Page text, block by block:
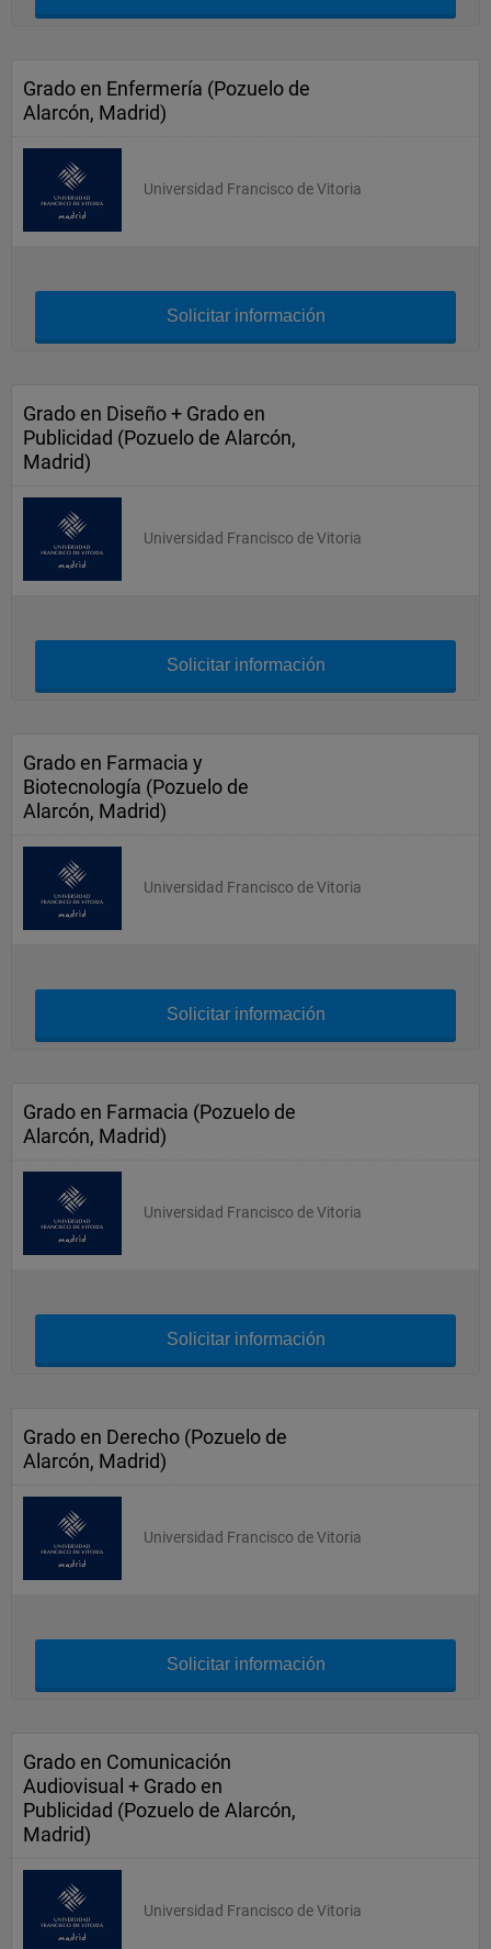
Grado en Enfermería (Pozuelo de
Alarcón, Madrid)
Universidad Francisco de Vitoria
Solicitar información
Grado en Diseño + Grado en
Publicidad (Pozuelo de Alarcón,
Madrid)
Universidad Francisco de Vitoria
Solicitar información
Grado en Farmacia y
Biotecnología (Pozuelo de
Alarcón, Madrid)
Universidad Francisco de Vitoria
Solicitar información
Grado en Farmacia (Pozuelo de
Alarcón, Madrid)
Universidad Francisco de Vitoria
Solicitar información
Grado en Derecho (Pozuelo de
Alarcón, Madrid)
Universidad Francisco de Vitoria
Solicitar información
Grado en Comunicación
Audiovisual + Grado en
Publicidad (Pozuelo de Alarcón,
Madrid)
Universidad Francisco de Vitoria